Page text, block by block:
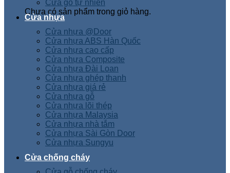
Chưa có sản phẩm trong giỏ hàng.
Cửa gỗ tự nhiên
Cửa nhựa
Cửa nhựa @Door
Cửa nhựa ABS Hàn Quốc
Cửa nhựa cao cấp
Cửa nhựa Composite
Cửa nhựa Đài Loan
Cửa nhựa ghép thanh
Cửa nhựa giá rẻ
Cửa nhựa gỗ
Cửa nhựa lõi thép
Cửa nhựa Malaysia
Cửa nhựa nhà tắm
Cửa nhựa Sài Gòn Door
Cửa nhựa Sungyu
Cửa chống cháy